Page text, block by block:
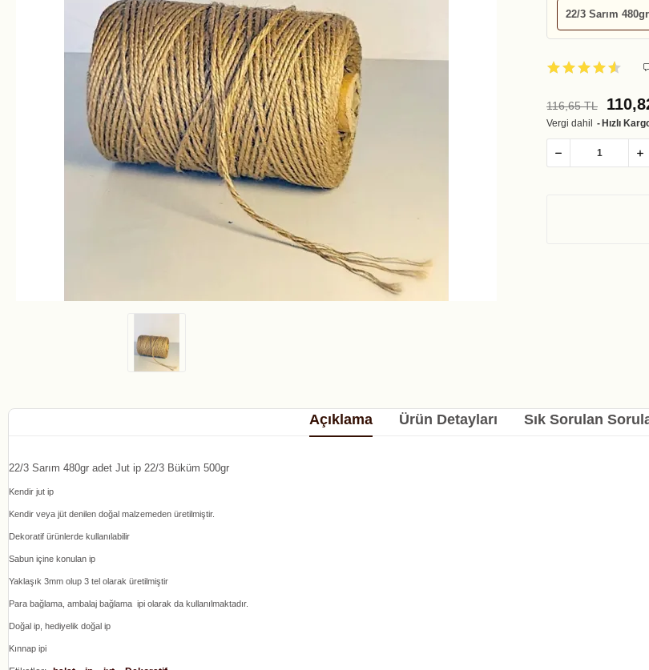
22/3 Sarım 480gr
116,65 TL
Vergi dahil Hızlı
Açıklama Ürün Detayları Sık Sorulan
22/3 Sarım 480gr adet Jut ip 22/3 Büküm 500gr
Kendir jut ip
Kendir veya jüt denilen doğal malzemeden üretilmiştir.
Dekoratif ürünlerde kullanılabilir
Sabun içine konulan ip
Yaklaşık 3mm olup 3 tel olarak üretilmiştir
Para bağlama, ambalaj bağlama ipi olarak da kullanılmaktadır.
Doğal ip, hediyelik doğal ip
Kınnap ipi